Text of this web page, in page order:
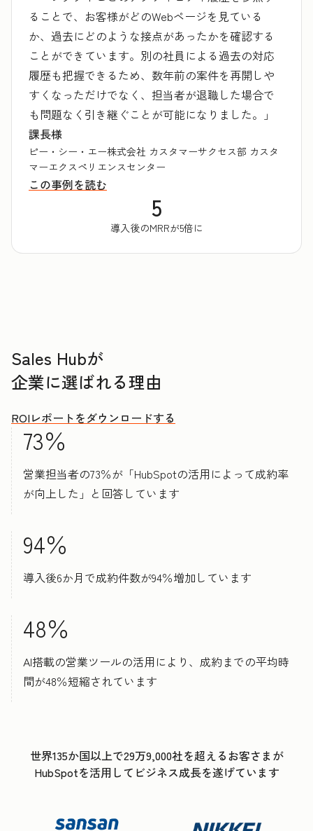
ることで、お客様がどのWebページを見ている
か、過去にどのような接点があったかを確認する
ことができています。別の社員による過去の対応
履歴も把握できるため、数年前の案件を再開しや
すくなっただけでなく、担当者が退職した場合で
も問題なく引き継ぐことが可能になりました。」
課長様
ピー・シー・エー株式会社 カスタマーサクセス部 カスタ
マーエクスペリエンスセンター
この事例を読む
5
導入後のMRRが5倍に
Sales Hubが
企業に選ばれる理由
ROIレポートをダウンロードする
73％
営業担当者の73％が「HubSpotの活用によって成約率
が向上した」と回答しています
94％
導入後6か月で成約件数が94％増加しています
48％
AI搭載の営業ツールの活用により、成約までの平均時
間が48％短縮されています
世界135か国以上で29万9,000社を超えるお客さまが
HubSpotを活用してビジネス成長を遂げています